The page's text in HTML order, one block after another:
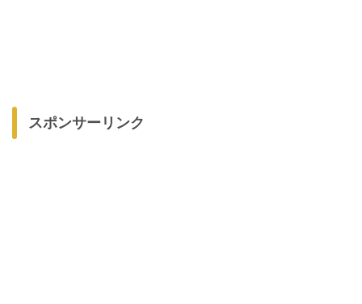
スポンサーリンク